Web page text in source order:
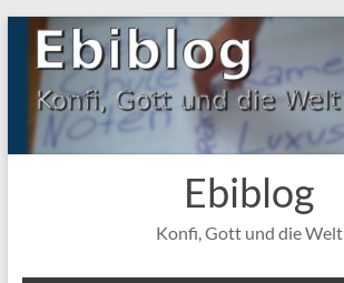
Zum
Inhalt
springen
Ebiblog
Konfi, Gott und die Welt